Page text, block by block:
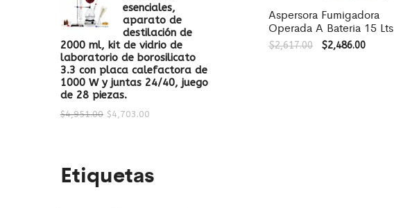
Aspersora Fumigadora
Operada A Bateria 15 Lts
$2,617.00 $2,486.00
esenciales,
aparato de
destilación de
2000 ml, kit de vidrio de
laboratorio de borosilicato
3.3 con placa calefactora de
1000 W y juntas 24/40, juego
de 28 piezas.
$4,951.00 $4,703.00
Etiquetas